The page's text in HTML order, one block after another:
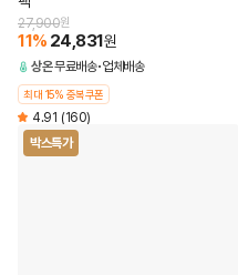
27,900원
11% 24,831원
상온무료배송 업체배송
최대 15% 중복쿠폰
4.91 (160)
박스특가